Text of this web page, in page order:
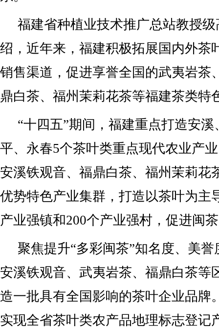
福建省种植业技术推广总站教授
绍，近年来，福建积极拓展国内外茶
销售渠道，促进享誉全国的武夷岩茶
鼎白茶、福州茉莉花茶等福建茶类特
“十四五”期间，福建重点打造安
平、永春5个茶叶类重点现代农业产
安溪铁观音、福鼎白茶、福州茉莉花
优势特色产业集群，打造以茶叶为主
产业强镇和200个产业强村，促进闽
聚焦提升“多彩闽茶”知名度、美
安溪铁观音、武夷岩茶、福鼎白茶等
造一批具有全国影响的茶叶企业品牌
实现全省茶叶类农产品地理标志登记